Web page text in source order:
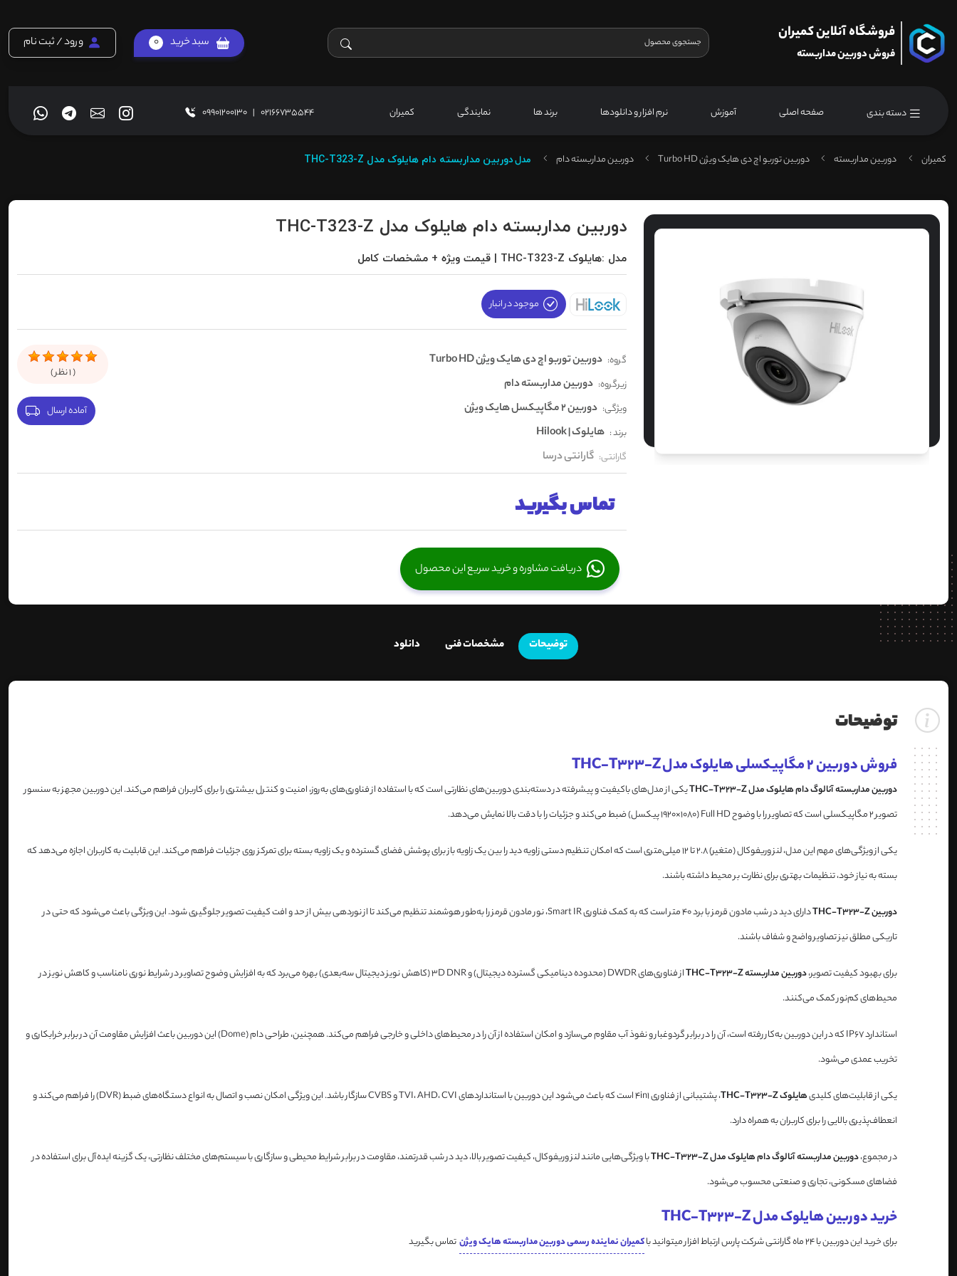
فروشگاه آنلاین کمیران
فروش دوربین مداربسته
سبد خرید 0 ورود / ثبت نام
دسته بندی صفحه اصلی آموزش نرم افزار و دانلودها برند ها نمایندگی کمیران 02166735544
|
09901200130
کمیران دوربین مداربسته دوربین توربو اچ دی هایک ویژن Turbo HD دوربین مداربسته دام مدلدوربین مداربسته دام هایلوک مدل THC-T323-Z
دوربین مداربسته دام هایلوک مدل THC-T323-Z
مدل :هایلوک THC-T323-Z | قیمت ویژه + مشخصات کامل
موجود در انبار
گروه: دوربین توربو اچ دی هایک ویژن Turbo HD
زیرگروه: دوربین مداربسته دام
ویژگی: دوربین 2 مگاپیکسل هایک ویژن
برند : هایلوک | Hilook
گارانتی: گارانتی درسا
(
1نظر )
آماده ارسال
تماس بگیرید
دریافت مشاوره و خرید سریع این محصول
توضیحات مشخصات فنی دانلود
توضیحات
فروش دوربین 2 مگاپیکسلی هایلوک مدل THC-T323-Z
دوربین مداربسته آنالوگ دام هایلوک مدل THC-T323-Z
یکی از مدل‌های باکیفیت و پیشرفته در دسته‌بندی دوربین‌های نظارتی است که با استفاده از فناوری‌های به‌روز، امنیت و کنترل بیشتری را برای کاربران فراهم می‌کند. این دوربین مجهز به سنسور
تصویر 2 مگاپیکسلی است که تصاویر را با وضوح Full HD (1920×1080 پیکسل) ضبط می‌کند و جزئیات را با دقت بالا نمایش می‌دهد.
یکی از ویژگی‌های مهم این مدل، لنز وریفوکال (متغیر) 2.8 تا 12 میلی‌متری است که امکان تنظیم دستی زاویه دید را بین یک زاویه باز برای پوشش فضای گسترده و یک زاویه بسته برای تمرکز روی جزئیات فراهم می‌کند. این قابلیت به کاربران اجازه می‌دهد که
بسته به نیاز خود، تنظیمات بهتری برای نظارت بر محیط داشته باشند.
دوربین THC-T323-Z
دارای دید در شب مادون قرمز با برد 40 متر است که به کمک فناوری Smart IR، نور مادون قرمز را به‌طور هوشمند تنظیم می‌کند تا از نوردهی بیش از حد و افت کیفیت تصویر جلوگیری شود. این ویژگی باعث می‌شود که حتی در
تاریکی مطلق نیز تصاویر واضح و شفاف باشند.
برای بهبود کیفیت تصویر،دوربین مداربسته THC-T323-Z
از فناوری‌های DWDR (محدوده دینامیکی گسترده دیجیتال) و 3D DNR (کاهش نویز دیجیتال سه‌بعدی) بهره می‌برد که به افزایش وضوح تصاویر در شرایط نوری نامناسب و کاهش نویز در
محیط‌های کم‌نور کمک می‌کنند.
استاندارد IP67 که در این دوربین به‌کار رفته است، آن را در برابر گردوغبار و نفوذ آب مقاوم می‌سازد و امکان استفاده از آن را در محیط‌های داخلی و خارجی فراهم می‌کند. همچنین، طراحی دام (Dome) این دوربین باعث افزایش مقاومت آن در برابر خرابکاری و
تخریب عمدی می‌شود.
یکی از قابلیت‌های کلیدیهایلوک THC-T323-Z
، پشتیبانی از فناوری 4in1 است که باعث می‌شود این دوربین با استانداردهای TVI، AHD، CVI و CVBS سازگار باشد. این ویژگی امکان نصب و اتصال به انواع دستگاه‌های ضبط (DVR) را فراهم می‌کند و
انعطاف‌پذیری بالایی را برای کاربران به همراه دارد.
در مجموع،دوربین مداربسته آنالوگ دام هایلوک مدل THC-T323-Z
با ویژگی‌هایی مانند لنز وریفوکال، کیفیت تصویر بالا، دید در شب قدرتمند، مقاومت در برابر شرایط محیطی و سازگاری با سیستم‌های مختلف نظارتی، یک گزینه ایده‌آل برای استفاده در
فضاهای مسکونی، تجاری و صنعتی محسوب می‌شود.
خرید دوربین هایلوک مدل THC-T323-Z
برای خرید این دوربین با 24 ماه گارانتی شرکت پارس ارتباط افزار میتوانید با کمیران نماینده رسمی دوربین مداربسته هایک ویژنتماس بگیرید